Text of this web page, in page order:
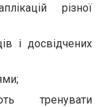
різної
і досвідчених
тренувати